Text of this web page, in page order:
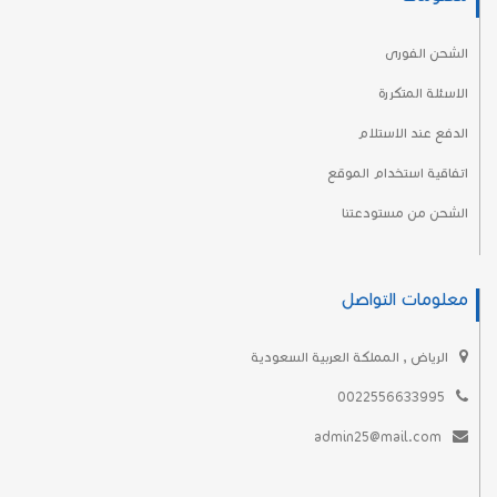
الشحن الفورى
الاسئلة المتكررة
الدفع عند الاستلام
اتفاقية استخدام الموقع
الشحن من مستودعتنا
معلومات التواصل
الرياض , المملكة العربية السعودية